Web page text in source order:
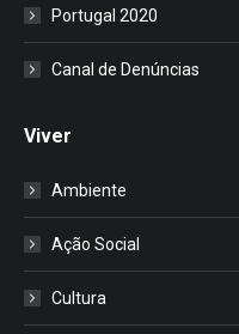
Portugal 2020
Canal de Denúncias
Viver
Ambiente
Ação Social
Cultura